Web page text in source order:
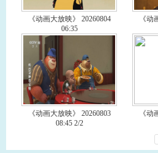
《动画大放映》 20260804
06:35
《
《动画大放映》 20260803
08:45 2/2
《